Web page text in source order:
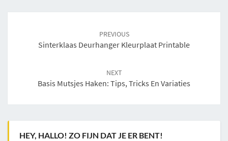
PREVIOUS
Sinterklaas Deurhanger Kleurplaat Printable
NEXT
Basis Mutsjes Haken: Tips, Tricks En Variaties
HEY, HALLO! ZO FIJN DAT JE ER BENT!